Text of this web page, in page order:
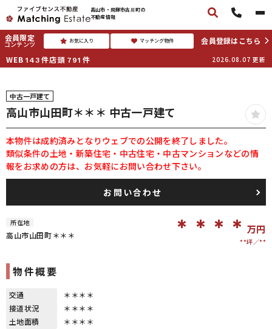
高山市・飛騨市古川町の
不動産情報
会員限定
コンテンツ お気に入り マッチング物件
会員登録はこちら
WEB 143 件店頭 791 件 2026.08.07 更新
中古一戸建て
高山市山田町＊＊＊ 中古一戸建て
本物件は成約済みとなりウェブでの公開を終了しました。
類似条件の土地・新築住宅・中古住宅・中古マンションなどの情
報をお求めの方は、お気軽にお問い合わせ下さい。
お問い合わせ
所在地
高山市山田町＊＊＊ ＊＊＊＊ 万円
**坪 **
物件概要
交通
＊＊＊＊
接道状況
＊＊＊＊
土地面積
＊＊＊＊